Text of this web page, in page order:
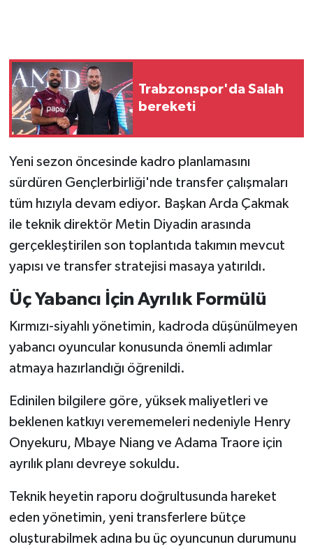
Trabzonspor'da Salah
bereketi
Yeni sezon öncesinde kadro planlamasını
sürdüren Gençlerbirliği'nde transfer çalışmaları
tüm hızıyla devam ediyor. Başkan Arda Çakmak
ile teknik direktör Metin Diyadin arasında
gerçekleştirilen son toplantıda takımın mevcut
yapısı ve transfer stratejisi masaya yatırıldı.
Üç Yabancı İçin Ayrılık Formülü
Kırmızı-siyahlı yönetimin, kadroda düşünülmeyen
yabancı oyuncular konusunda önemli adımlar
atmaya hazırlandığı öğrenildi.
Edinilen bilgilere göre, yüksek maliyetleri ve
beklenen katkıyı verememeleri nedeniyle Henry
Onyekuru, Mbaye Niang ve Adama Traore için
ayrılık planı devreye sokuldu.
Teknik heyetin raporu doğrultusunda hareket
eden yönetimin, yeni transferlere bütçe
oluşturabilmek adına bu üç oyuncunun durumunu